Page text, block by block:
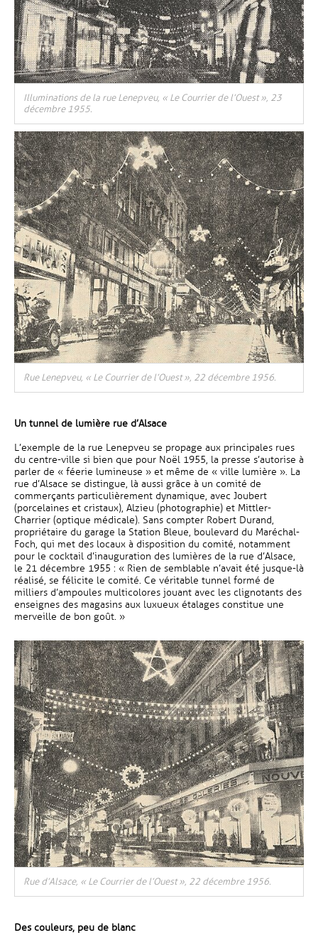
Illuminations de la rue Lenepveu, « Le Courrier de l’Ouest », 23
décembre 1955.
Rue Lenepveu, « Le Courrier de l’Ouest », 22 décembre 1956.
Un tunnel de lumière rue d’Alsace
L’exemple de la rue Lenepveu se propage aux principales rues
du centre-ville si bien que pour Noël 1955, la presse s’autorise à
parler de « féerie lumineuse » et même de « ville lumière ». La
rue d’Alsace se distingue, là aussi grâce à un comité de
commerçants particulièrement dynamique, avec Joubert
(porcelaines et cristaux), Alzieu (photographie) et Mittler-
Charrier (optique médicale). Sans compter Robert Durand,
propriétaire du garage la Station Bleue, boulevard du Maréchal-
Foch, qui met des locaux à disposition du comité, notamment
pour le cocktail d’inauguration des lumières de la rue d’Alsace,
le 21 décembre 1955 : « Rien de semblable n’avait été jusque-là
réalisé, se félicite le comité. Ce véritable tunnel formé de
milliers d’ampoules multicolores jouant avec les clignotants des
enseignes des magasins aux luxueux étalages constitue une
merveille de bon goût. »
Rue d’Alsace, « Le Courrier de l’Ouest », 22 décembre 1956.
Des couleurs, peu de blanc